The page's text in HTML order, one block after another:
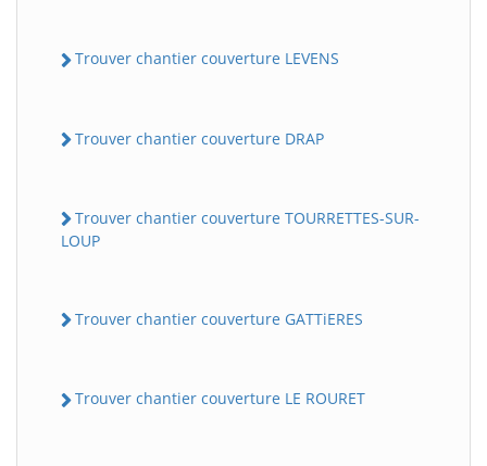
Trouver chantier couverture LEVENS
Trouver chantier couverture DRAP
Trouver chantier couverture TOURRETTES-SUR-
LOUP
Trouver chantier couverture GATTiERES
Trouver chantier couverture LE ROURET